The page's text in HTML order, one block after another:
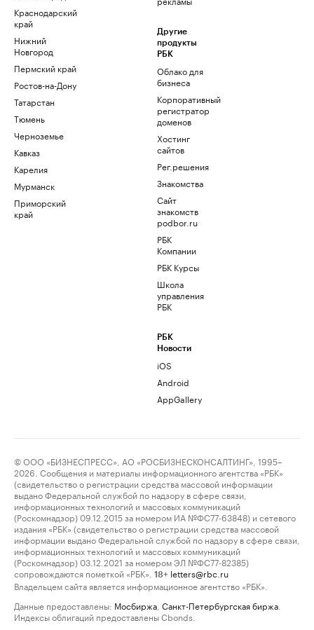
Краснодарский
край
Нижний
Новгород
Пермский край
Ростов-на-Дону
Татарстан
Тюмень
Черноземье
Кавказ
Карелия
Мурманск
Приморский
край
Другие
продукты
РБК
Облако для
бизнеса
Корпоративный
регистратор
доменов
Хостинг
сайтов
Рег.решения
Знакомства
Сайт
знакомств
podbor.ru
РБК
Компании
РБК Курсы
Школа
управления
РБК
РБК
Новости
iOS
Android
AppGallery
© ООО «БИЗНЕСПРЕСС», АО «РОСБИЗНЕСКОНСАЛТИНГ», 1995–
2026. Сообщения и материалы информационного агентства «РБК»
(свидетельство о регистрации средства массовой информации
выдано Федеральной службой по надзору в сфере связи,
информационных технологий и массовых коммуникаций
(Роскомнадзор) 09.12.2015 за номером ИА №ФС77-63848) и сетевого
издания «РБК» (свидетельство о регистрации средства массовой
информации выдано Федеральной службой по надзору в сфере связи,
информационных технологий и массовых коммуникаций
(Роскомнадзор) 03.12.2021 за номером ЭЛ №ФС77-82385)
сопровождаются пометкой «РБК».
18+ letters@rbc.ru
Владельцем сайта является информационное агентство «РБК».
Данные предоставлены: Мосбиржа Санкт-Петербургская биржа
Индексы облигаций предоставлены Cbonds.